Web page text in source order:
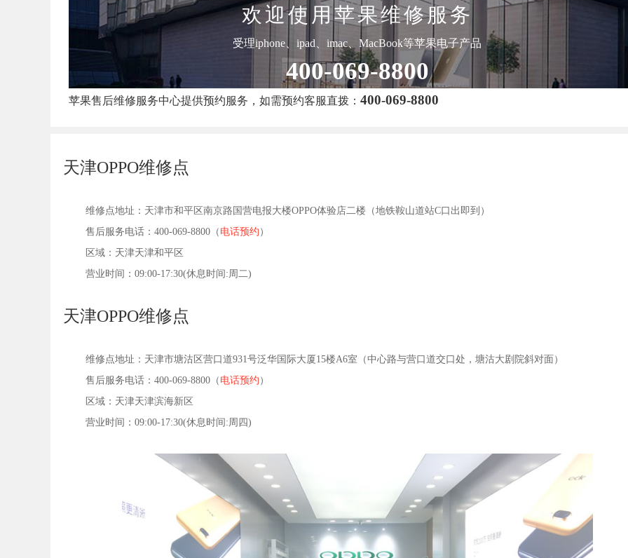
欢迎使用苹果维修服务
受理iphone、ipad、imac、MacBook等苹果电子产品
400-069-8800
苹果售后维修服务中心提供预约服务，如需预约客服直拨：400-069-8800
天津OPPO维修点
维修点地址：天津市和平区南京路国营电报大楼OPPO体验店二楼（地铁鞍山道站C口出即到）
售后服务电话：400-069-8800（电话预约）
区域：天津天津和平区
营业时间：09:00-17:30(休息时间:周二)
天津OPPO维修点
维修点地址：天津市塘沽区营口道931号泛华国际大厦15楼A6室（中心路与营口道交口处，塘沽大剧院斜对面）
售后服务电话：400-069-8800（电话预约）
区域：天津天津滨海新区
营业时间：09:00-17:30(休息时间:周四)